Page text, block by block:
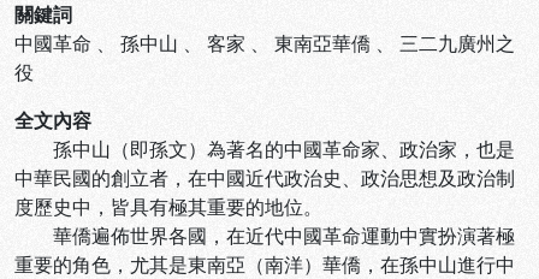
關鍵詞
中國革命 、 孫中山 、 客家 、 東南亞華僑 、 三二九廣州之
役
全文內容
孫中山（即孫文）為著名的中國革命家、政治家，也是
中華民國的創立者，在中國近代政治史、政治思想及政治制
度歷史中，皆具有極其重要的地位。
華僑遍佈世界各國，在近代中國革命運動中實扮演著極
重要的角色，尤其是東南亞（南洋）華僑，在孫中山進行中